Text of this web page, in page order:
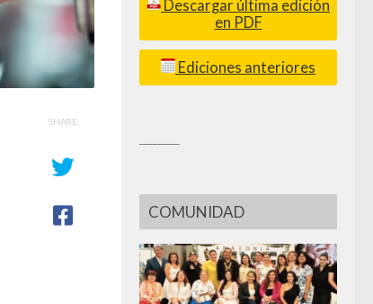
SHARE
Descargar última edición
en PDF
Ediciones anteriores
COMUNIDAD